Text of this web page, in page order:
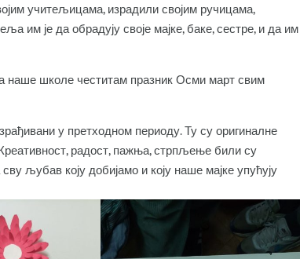
учитељицама, израдили својим ручицама,
им је да обрадују своје мајке, баке, сестре, и да им
наше школе честитам празник Осми март свим
у претходном периоду. Ту су оригиналне
Креативност, радост, пажња, стрпљење били су
љубав коју добијамо и коју наше мајке упућују